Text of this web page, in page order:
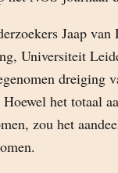
Jaap
Universiteit
dreiging
Hoewel het totaal
zou het